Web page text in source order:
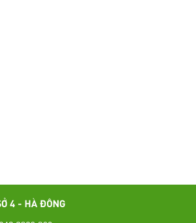
4 - HÀ ĐÔNG